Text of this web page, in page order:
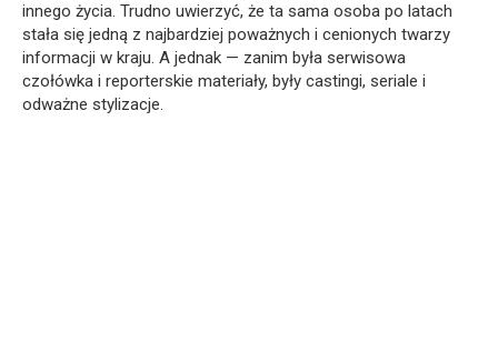
innego życia. Trudno uwierzyć, że ta sama osoba po latach
stała się jedną z najbardziej poważnych i cenionych twarzy
informacji w kraju. A jednak — zanim była serwisowa
czołówka i reporterskie materiały, były castingi, seriale i
odważne stylizacje.